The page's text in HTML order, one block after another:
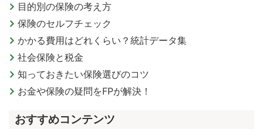
目的別の保険の考え方
保険のセルフチェック
かかる費用はどれくらい？統計データ集
社会保険と税金
知っておきたい保険選びのコツ
お金や保険の疑問をFPが解決！
おすすめコンテンツ